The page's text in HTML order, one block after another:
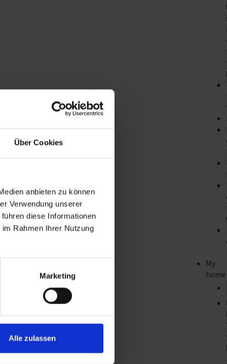
Über Cookies
anbieten zu können
Verwendung unserer
diese Informationen
Rahmen Ihrer Nutzung
Marketing
Alle zulassen
My
home